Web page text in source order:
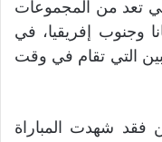
تعد من المجموعات
وجنوب إفريقيا، في
التي تقام في وقت
فقد شهدت المباراة